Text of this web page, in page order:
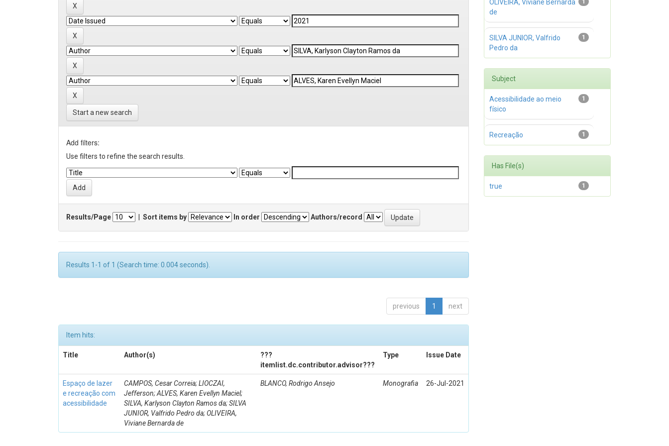
Start a new search
Add filters:
Use filters to refine the search results.
Results/Page Sort items by In order Authors/record
Results 1-1 of 1 (Search time: 0.004 seconds).
previous 1 next
Item hits:
Title Author(s)
???
itemlist.dc.contributor.advisor???
Type Issue Date
Espaço de lazer
e recreação com
acessibilidade
CAMPOS, Cesar Correia; LIOCZAI,
Jefferson; ALVES, Karen Evellyn Maciel;
SILVA, Karlyson Clayton Ramos da; SILVA
JUNIOR, Valfrido Pedro da; OLIVEIRA,
Viviane Bernarda de
BLANCO, Rodrigo Ansejo Monografia 26-Jul-2021
1
OLIVEIRA, Viviane Bernarda
de
1
SILVA JUNIOR, Valfrido
Pedro da
Subject
1
Acessibilidade ao meio
físico
1
Recreação
Has File(s)
1
true